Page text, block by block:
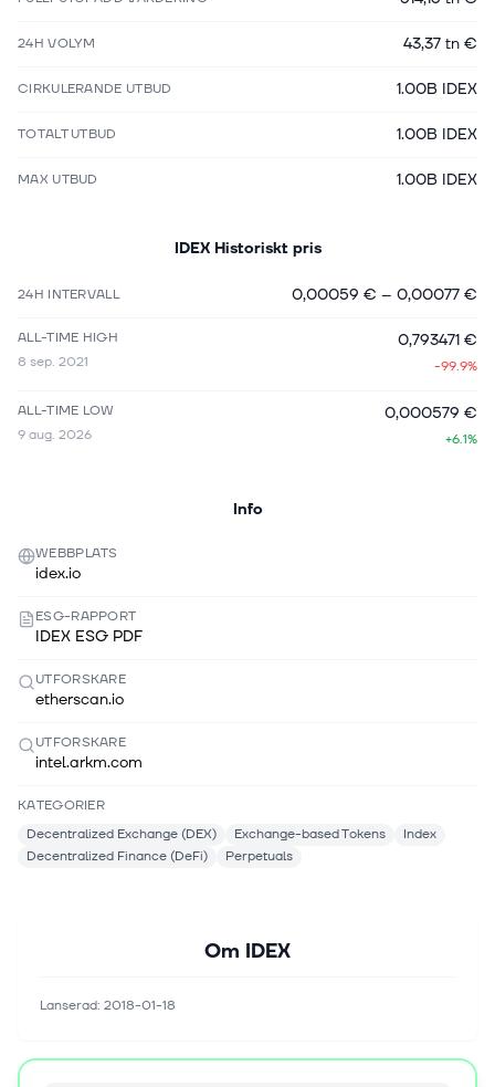
24H VOLYM 43,37 tn €
CIRKULERANDE UTBUD 1.00B IDEX
TOTALT UTBUD 1.00B IDEX
MAX UTBUD 1.00B IDEX
IDEX Historiskt pris
24H INTERVALL 0,00059 € – 0,00077 €
ALL-TIME HIGH
8 sep. 2021
0,793471 €
-99.9%
ALL-TIME LOW
9 aug. 2026
0,000579 €
+6.1%
Info
WEBBPLATS
idex.io
ESG-RAPPORT
IDEX ESG PDF
UTFORSKARE
etherscan.io
UTFORSKARE
intel.arkm.com
KATEGORIER
Decentralized Exchange (DEX)
Exchange-based Tokens
Index
Decentralized Finance (DeFi)
Perpetuals
Om IDEX
Lanserad: 2018-01-18